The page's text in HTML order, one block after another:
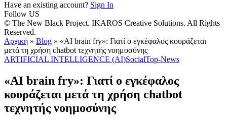
Have an existing account? Sign In
Follow US
© The New Black Project. IKAROS Creative Solutions. All Rights
Reserved.
Αρχική » Blog » «AI brain fry»: Γιατί ο εγκέφαλος κουράζεται
μετά τη χρήση chatbot τεχνητής νοημοσύνης
ARTIFICIAL INTELLIGENCE (AI)SocialTop-News
«AI brain fry»: Γιατί ο εγκέφαλος
κουράζεται μετά τη χρήση chatbot
τεχνητής νοημοσύνης